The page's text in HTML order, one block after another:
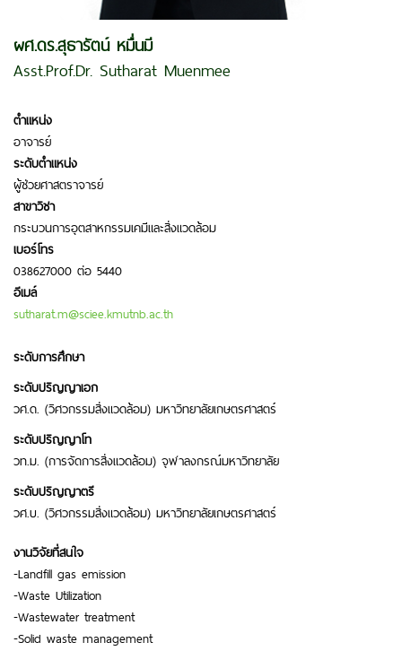
ผศ.ดร.สุธารัตน์ หมื่นมี
Asst.Prof.Dr. Sutharat Muenmee
ตำแหน่ง
อาจารย์
ระดับตำแหน่ง
ผู้ช่วยศาสตราจารย์
สาขาวิชา
กระบวนการอุตสาหกรรมเคมีและสิ่งแวดล้อม
เบอร์โทร
038627000 ต่อ 5440
อีเมล์
sutharat.m@sciee.kmutnb.ac.th
ระดับการศึกษา
ระดับปริญญาเอก
วศ.ด. (วิศวกรรมสิ่งแวดล้อม) มหาวิทยาลัยเกษตรศาสตร์
ระดับปริญญาโท
วท.ม. (การจัดการสิ่งแวดล้อม) จุฬาลงกรณ์มหาวิทยาลัย
ระดับปริญญาตรี
วศ.บ. (วิศวกรรมสิ่งแวดล้อม) มหาวิทยาลัยเกษตรศาสตร์
งานวิจัยที่สนใจ
-Landfill gas emission
-Waste Utilization
-Wastewater treatment
-Solid waste management